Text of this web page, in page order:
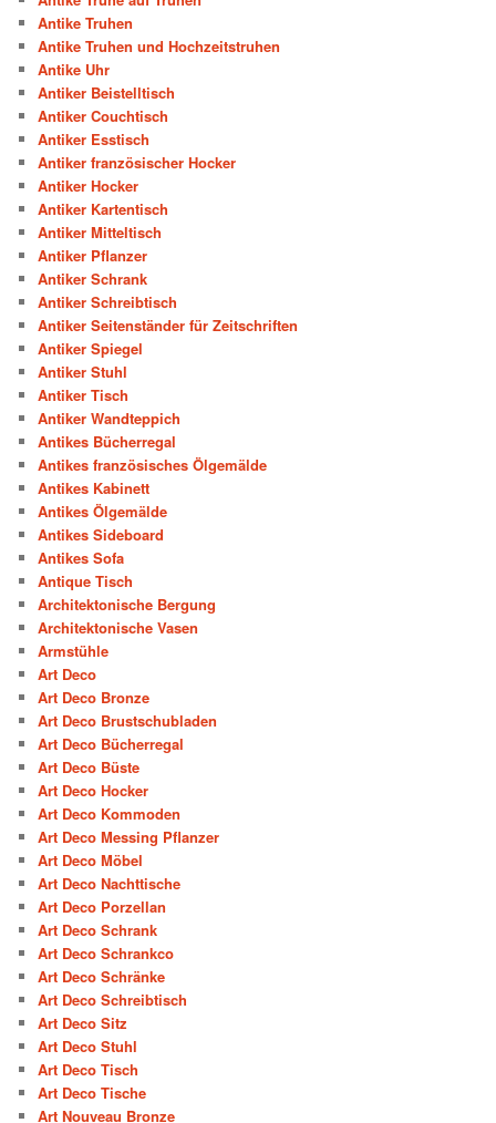
Antike Truhen
Antike Truhen und Hochzeitstruhen
Antike Uhr
Antiker Beistelltisch
Antiker Couchtisch
Antiker Esstisch
Antiker französischer Hocker
Antiker Hocker
Antiker Kartentisch
Antiker Mitteltisch
Antiker Pflanzer
Antiker Schrank
Antiker Schreibtisch
Antiker Seitenständer für Zeitschriften
Antiker Spiegel
Antiker Stuhl
Antiker Tisch
Antiker Wandteppich
Antikes Bücherregal
Antikes französisches Ölgemälde
Antikes Kabinett
Antikes Ölgemälde
Antikes Sideboard
Antikes Sofa
Antique Tisch
Architektonische Bergung
Architektonische Vasen
Armstühle
Art Deco
Art Deco Bronze
Art Deco Brustschubladen
Art Deco Bücherregal
Art Deco Büste
Art Deco Hocker
Art Deco Kommoden
Art Deco Messing Pflanzer
Art Deco Möbel
Art Deco Nachttische
Art Deco Porzellan
Art Deco Schrank
Art Deco Schrankco
Art Deco Schränke
Art Deco Schreibtisch
Art Deco Sitz
Art Deco Stuhl
Art Deco Tisch
Art Deco Tische
Art Nouveau Bronze